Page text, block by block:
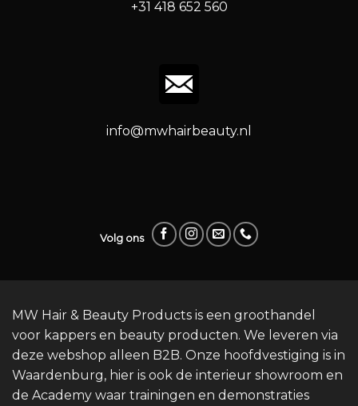
+31 418 652 560
info@mwhairbeauty.nl
Volg ons
MW Hair & Beauty Products is een groothandel
voor kappers en beauty producten. We leveren via
deze webshop alleen B2B. Onze hoofdvestiging is in
Waardenburg, hier is ook de interieur showroom en
de Academy waar trainingen en demonstraties